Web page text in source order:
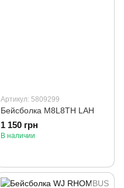
Артикул: 5809299
Бейсболка M8L8TH LAH
1 150 грн
В наличии